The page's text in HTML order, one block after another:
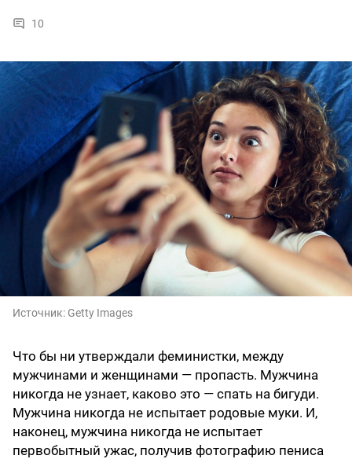
10
Источник: Getty Images
Что бы ни утверждали феминистки, между
мужчинами и женщинами — пропасть. Мужчина
никогда не узнает, каково это — спать на бигуди.
Мужчина никогда не испытает родовые муки. И,
наконец, мужчина никогда не испытает
первобытный ужас, получив фотографию пениса